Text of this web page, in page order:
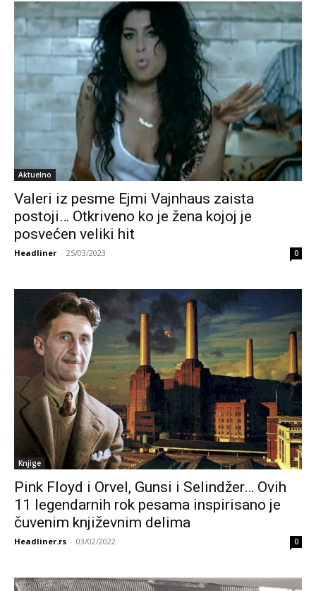
Aktuelno
Valeri iz pesme Ejmi Vajnhaus zaista
postoji… Otkriveno ko je žena kojoj je
posvećen veliki hit
Headliner - 25/03/2023 0
Knjige
Pink Floyd i Orvel, Gunsi i Selindžer… Ovih
11 legendarnih rok pesama inspirisano je
čuvenim književnim delima
Headliner.rs - 03/02/2022 0